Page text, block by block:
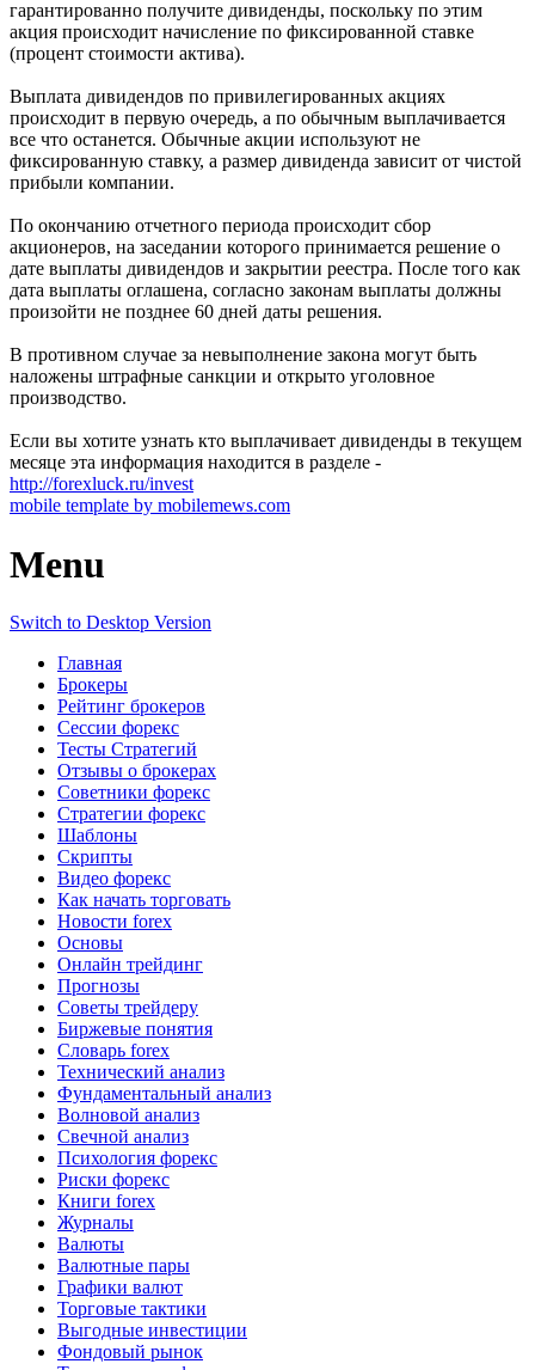
гарантированно получите дивиденды, поскольку по этим
акция происходит начисление по фиксированной ставке
(процент стоимости актива).
Выплата дивидендов по привилегированных акциях
происходит в первую очередь, а по обычным выплачивается
все что останется. Обычные акции используют не
фиксированную ставку, а размер дивиденда зависит от чистой
прибыли компании.
По окончанию отчетного периода происходит сбор
акционеров, на заседании которого принимается решение о
дате выплаты дивидендов и закрытии реестра. После того как
дата выплаты оглашена, согласно законам выплаты должны
произойти не позднее 60 дней даты решения.
В противном случае за невыполнение закона могут быть
наложены штрафные санкции и открыто уголовное
производство.
Если вы хотите узнать кто выплачивает дивиденды в текущем
месяце эта информация находится в разделе -
http://forexluck.ru/invest
mobile template by mobilemews.com
Menu
Switch to Desktop Version
Главная
Брокеры
Рейтинг брокеров
Сессии форекс
Тесты Стратегий
Отзывы о брокерах
Советники форекс
Стратегии форекс
Шаблоны
Скрипты
Видео форекс
Как начать торговать
Новости forex
Основы
Онлайн трейдинг
Прогнозы
Советы трейдеру
Биржевые понятия
Словарь forex
Технический анализ
Фундаментальный анализ
Волновой анализ
Свечной анализ
Психология форекс
Риски форекс
Книги forex
Журналы
Валюты
Валютные пары
Графики валют
Торговые тактики
Выгодные инвестиции
Фондовый рынок